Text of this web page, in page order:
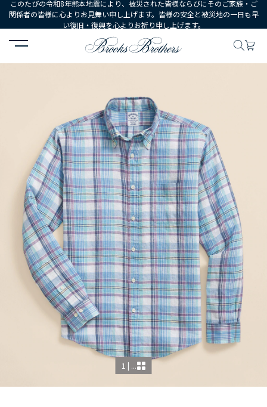
このたびの令和8年熊本地震により、被災された皆様ならびにそのご家族・ご
関係者の皆様に心よりお見舞い申し上げます。皆様の安全と被災地の一日も早
い復旧・復興を心よりお祈り申し上げます。
HOME ウェア シャツ カジュアルシャツ アイリッシ
1 | ...